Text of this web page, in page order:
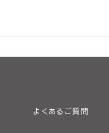
よくあるご質問